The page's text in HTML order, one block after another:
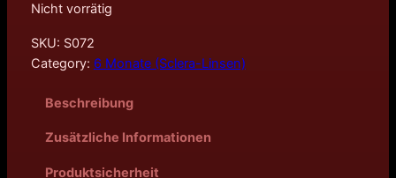
Nicht vorrätig
SKU: S072
Category: 6 Monate (Sclera-Linsen)
Beschreibung
Zusätzliche Informationen
Produktsicherheit